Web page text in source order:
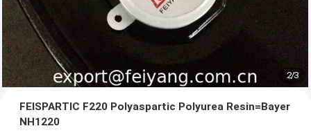
2/3
FEISPARTIC F220 Polyaspartic Polyurea Resin=Bayer
NH1220